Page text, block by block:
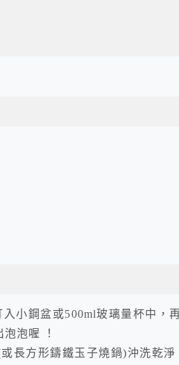
小鋼盆或500ml玻璃量杯中，
泡喔 ！
長方形鑄鐵玉子燒鍋)沖洗乾